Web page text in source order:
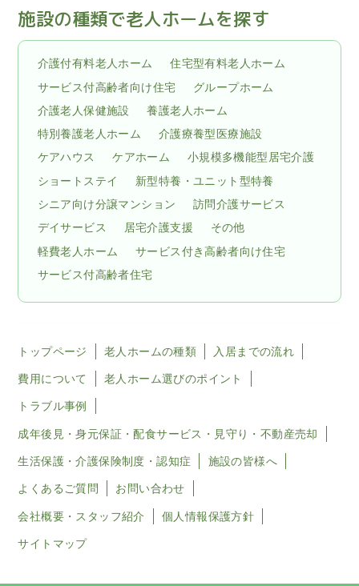
施設の種類で老人ホームを探す
介護付有料老人ホーム
住宅型有料老人ホーム
サービス付高齢者向け住宅
グループホーム
介護老人保健施設
養護老人ホーム
特別養護老人ホーム
介護療養型医療施設
ケアハウス
ケアホーム
小規模多機能型居宅介護
ショートステイ
新型特養・ユニット型特養
シニア向け分譲マンション
訪問介護サービス
デイサービス
居宅介護支援
その他
軽費老人ホーム
サービス付き高齢者向け住宅
サービス付高齢者住宅
トップページ 老人ホームの種類 入居までの流れ
費用について 老人ホーム選びのポイント
トラブル事例
成年後見・身元保証・配食サービス・見守り・不動産売却
生活保護・介護保険制度・認知症 施設の皆様へ
よくあるご質問 お問い合わせ
会社概要・スタッフ紹介 個人情報保護方針
サイトマップ